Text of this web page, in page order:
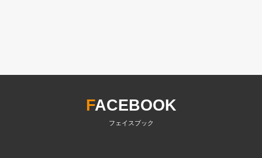
FACEBOOK